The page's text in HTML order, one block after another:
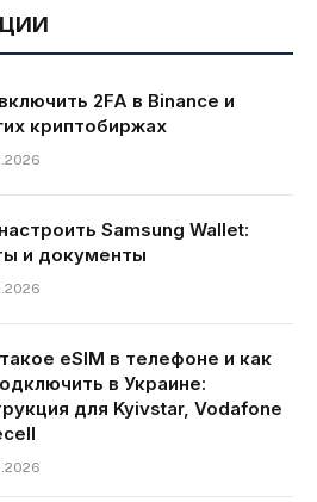
2FA в Binance и
криптобиржах
Samsung Wallet:
и документы
eSIM в телефоне и как
в Украине:
для Kyivstar, Vodafone